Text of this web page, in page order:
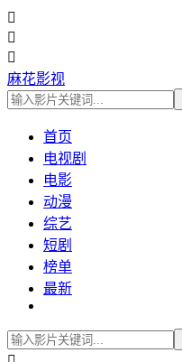



麻花影视
首页
电视剧
电影
动漫
综艺
短剧
榜单
最新